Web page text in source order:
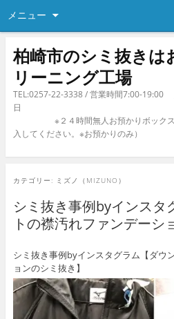
メニュー
柏崎市のシミ抜きは
リーニング工場
TEL:0257-22-3338 / 営業時間7:00-19:00
※２４時間無人お預かりボックス有
入してください。※お預かりのみ）
カテゴリー: ミズノ（MIZUNO）
シミ抜き事例byインスタ
トの襟汚れファンデーシ
シミ抜き事例byインスタグラム【ダウ
ョンのシミ抜き】